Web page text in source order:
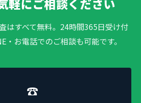
軽にご相談ください
はすべて無料。24時間365日受け付
・お電話でのご相談も可能です。
☎